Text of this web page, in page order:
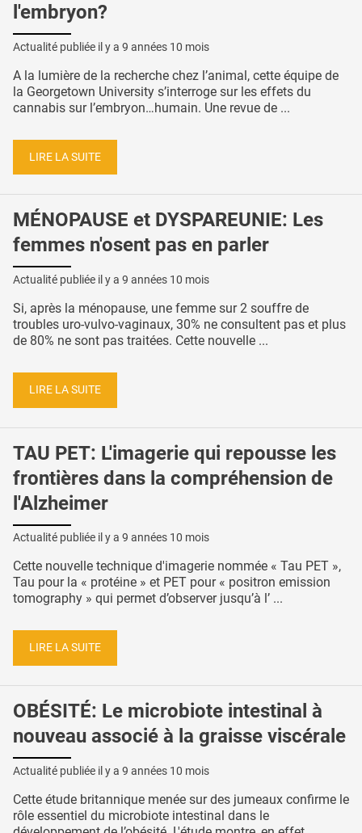
l'embryon?
Actualité publiée il y a 9 années 10 mois
A la lumière de la recherche chez l’animal, cette équipe de
la Georgetown University s’interroge sur les effets du
cannabis sur l’embryon…humain. Une revue de ...
LIRE LA SUITE
MÉNOPAUSE et DYSPAREUNIE: Les
femmes n'osent pas en parler
Actualité publiée il y a 9 années 10 mois
Si, après la ménopause, une femme sur 2 souffre de
troubles uro-vulvo-vaginaux, 30% ne consultent pas et plus
de 80% ne sont pas traitées. Cette nouvelle ...
LIRE LA SUITE
TAU PET: L'imagerie qui repousse les
frontières dans la compréhension de
l'Alzheimer
Actualité publiée il y a 9 années 10 mois
Cette nouvelle technique d'imagerie nommée « Tau PET »,
Tau pour la « protéine » et PET pour « positron emission
tomography » qui permet d’observer jusqu’à l’ ...
LIRE LA SUITE
OBÉSITÉ: Le microbiote intestinal à
nouveau associé à la graisse viscérale
Actualité publiée il y a 9 années 10 mois
Cette étude britannique menée sur des jumeaux confirme le
rôle essentiel du microbiote intestinal dans le